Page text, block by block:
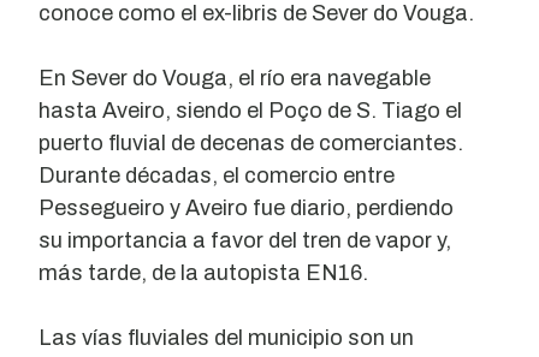
conoce como el ex-libris de Sever do Vouga.
En Sever do Vouga, el río era navegable
hasta Aveiro, siendo el Poço de S. Tiago el
puerto fluvial de decenas de comerciantes.
Durante décadas, el comercio entre
Pessegueiro y Aveiro fue diario, perdiendo
su importancia a favor del tren de vapor y,
más tarde, de la autopista EN16.
Las vías fluviales del municipio son un